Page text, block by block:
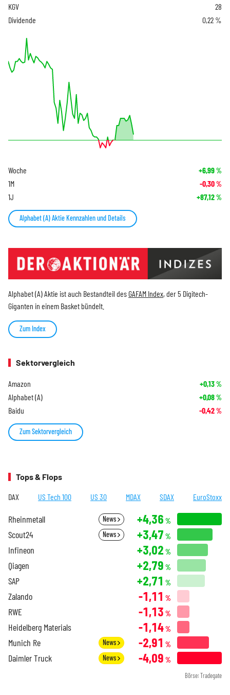
KGV
28
Dividende
0,22 %
Woche +6,99%
1M -0,30%
1J +87,12%
Alphabet (A) Aktie Kennzahlen und Details
Alphabet (A) Aktie ist auch Bestandteil desGAFAM Index, der 5 Digitech-
Giganten in einem Basket bündelt.
Zum Index
Sektorvergleich
Amazon +0,13%
Alphabet (A) +0,08%
Baidu -0,42%
Zum Sektorvergleich
Tops & Flops
DAX US Tech 100 US 30 MDAX SDAX EuroStoxx
Rheinmetall News +4,36 %
Scout24 News +3,47 %
Infineon +3,02 %
Qiagen +2,79 %
SAP +2,71 %
Zalando -1,11 %
RWE -1,13 %
Heidelberg Materials -1,14%
Munich Re News -2,91 %
Daimler Truck News -4,09 %
Börse: Tradegate